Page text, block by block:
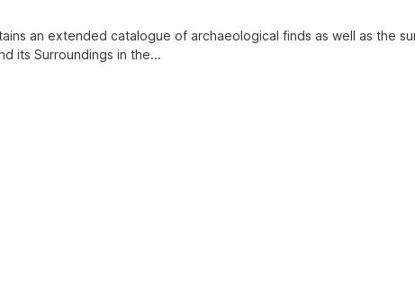
an extended catalogue of archaeological finds as well as the
its Surroundings in the...